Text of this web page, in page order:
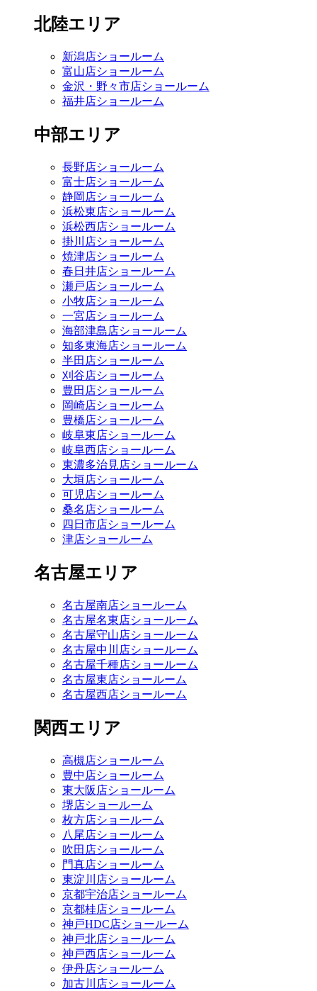
北陸エリア
新潟店ショールーム
富山店ショールーム
金沢・野々市店ショールーム
福井店ショールーム
中部エリア
長野店ショールーム
富士店ショールーム
静岡店ショールーム
浜松東店ショールーム
浜松西店ショールーム
掛川店ショールーム
焼津店ショールーム
春日井店ショールーム
瀬戸店ショールーム
小牧店ショールーム
一宮店ショールーム
海部津島店ショールーム
知多東海店ショールーム
半田店ショールーム
刈谷店ショールーム
豊田店ショールーム
岡崎店ショールーム
豊橋店ショールーム
岐阜東店ショールーム
岐阜西店ショールーム
東濃多治見店ショールーム
大垣店ショールーム
可児店ショールーム
桑名店ショールーム
四日市店ショールーム
津店ショールーム
名古屋エリア
名古屋南店ショールーム
名古屋名東店ショールーム
名古屋守山店ショールーム
名古屋中川店ショールーム
名古屋千種店ショールーム
名古屋東店ショールーム
名古屋西店ショールーム
関西エリア
高槻店ショールーム
豊中店ショールーム
東大阪店ショールーム
堺店ショールーム
枚方店ショールーム
八尾店ショールーム
吹田店ショールーム
門真店ショールーム
東淀川店ショールーム
京都宇治店ショールーム
京都桂店ショールーム
神戸HDC店ショールーム
神戸北店ショールーム
神戸西店ショールーム
伊丹店ショールーム
加古川店ショールーム